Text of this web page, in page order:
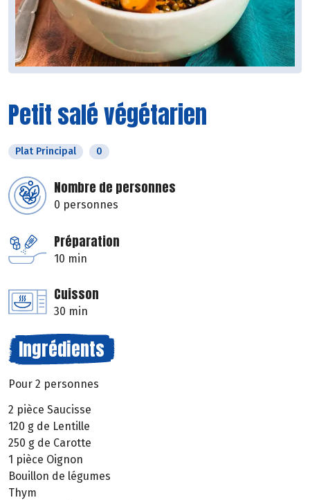
Petit salé végétarien
Plat Principal 0
Nombre de personnes
0 personnes
Préparation
10 min
Cuisson
30 min
Ingrédients
Pour 2 personnes
2 pièce Saucisse
120 g de Lentille
250 g de Carotte
1 pièce Oignon
Bouillon de légumes
Thym